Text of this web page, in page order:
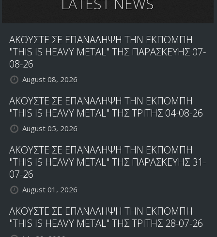
SINGLE
ΝΕΟ
ΔΙΣΚΟ
ΑΚΟΥΣΤΕ ΣΕ ΕΠΑΝΑΛΗΨΗ ΤΗΝ ΕΚΠΟΜΠΗ
"THIS IS HEAVY METAL" ΤΗΣ ΠΑΡΑΣΚΕΥΗΣ 07-
08-26
August 08, 2026
ΑΚΟΥΣΤΕ ΣΕ ΕΠΑΝΑΛΗΨΗ ΤΗΝ ΕΚΠΟΜΠΗ
"THIS IS HEAVY METAL" ΤΗΣ ΤΡΙΤΗΣ 04-08-26
August 05, 2026
ΑΚΟΥΣΤΕ ΣΕ ΕΠΑΝΑΛΗΨΗ ΤΗΝ ΕΚΠΟΜΠΗ
"THIS IS HEAVY METAL" ΤΗΣ ΠΑΡΑΣΚΕΥΗΣ 31-
07-26
August 01, 2026
ΑΚΟΥΣΤΕ ΣΕ ΕΠΑΝΑΛΗΨΗ ΤΗΝ ΕΚΠΟΜΠΗ
"THIS IS HEAVY METAL" ΤΗΣ ΤΡΙΤΗΣ 28-07-26